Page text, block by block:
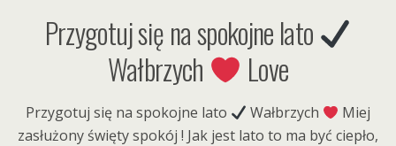
Przygotuj się na spokojne lato
Wałbrzych
Love
Przygotuj się na spokojne lato Wałbrzych
Miej
zasłużony święty spokój ! Jak jest lato to ma być ciepło,